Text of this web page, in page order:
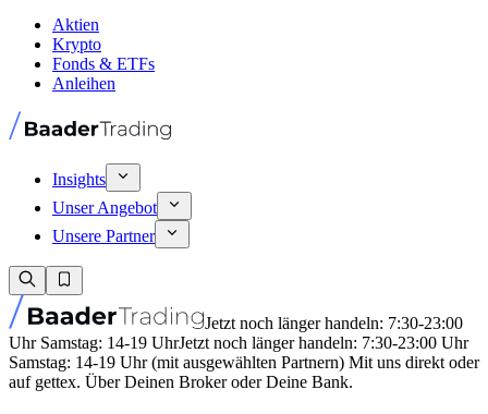
Aktien
Krypto
Fonds & ETFs
Anleihen
Insights
Unser Angebot
Unsere Partner
Jetzt noch länger handeln: 7:30-23:00
Uhr Samstag: 14-19 UhrJetzt noch länger handeln: 7:30-23:00 Uhr
Samstag: 14-19 Uhr (mit ausgewählten Partnern) Mit uns direkt oder
auf gettex. Über Deinen Broker oder Deine Bank.